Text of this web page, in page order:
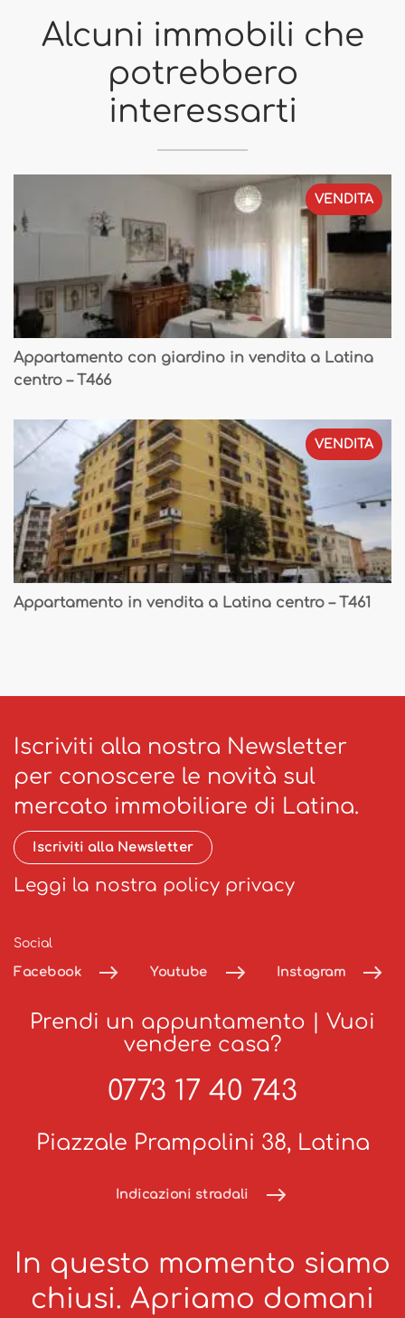
Alcuni immobili che
potrebbero
interessarti
Appartamento con giardino in vendita a Latina
centro – T466
VENDITA
Appartamento in vendita a Latina centro – T461
VENDITA
Iscriviti alla nostra Newsletter
per conoscere le novità sul
mercato immobiliare di Latina.
Iscriviti alla Newsletter
Leggi la nostra policy privacy
Social
Facebook Youtube Instagram
Prendi un appuntamento
Vuoi
vendere casa?
0773 17 40 743
Piazzale Prampolini 38, Latina
Indicazioni stradali
In questo momento siamo
chiusi. Apriamo domani